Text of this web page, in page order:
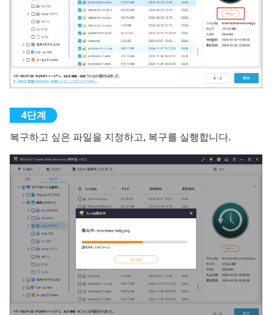
복구하고 싶은 파일을 지정하고, 복구를 실행합니다.